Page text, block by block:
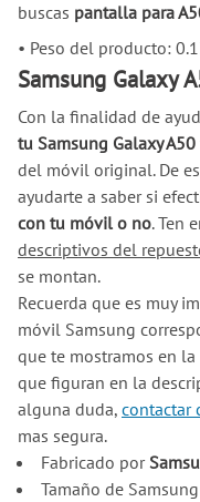
buscas pantalla para
• Peso del producto:
Samsung Galaxy
Con la finalidad de
tu Samsung Galaxy A50
del móvil original. De
ayudarte a saber si
con tu móvil o no. Ten
descriptivos del
se montan.
Recuerda que es muy
móvil Samsung
que te mostramos en
que figuran en la
alguna duda, contactar
mas segura.
Fabricado por
Tamaño de